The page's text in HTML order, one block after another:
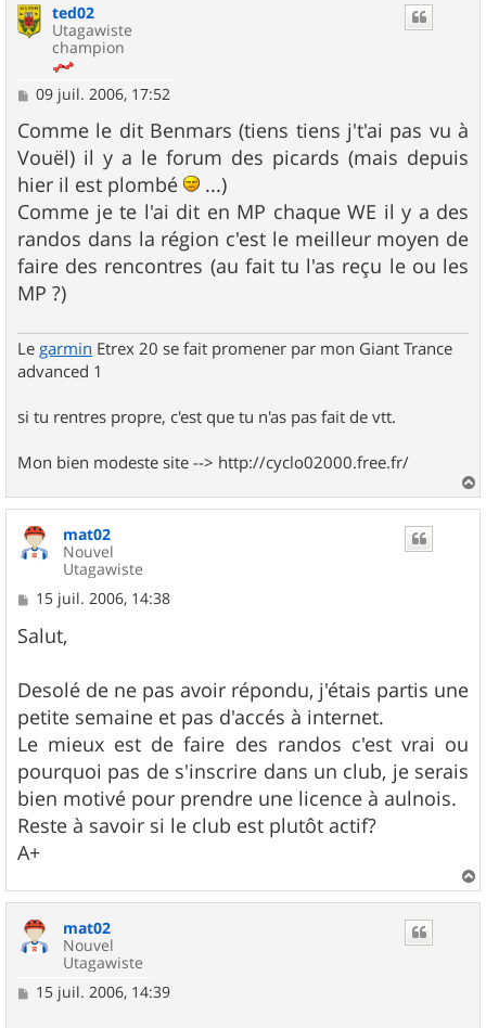
ted02
Utagawiste
champion
M
s
s
a
g
e
09 juil. 2006, 17:52
Comme le dit Benmars (tiens tiens j't'ai pas vu à
Vouël) il y a le forum des picards (mais depuis
hier il est plombé
...)
Comme je te l'ai dit en MP chaque WE il y a des
randos dans la région c'est le meilleur moyen de
faire des rencontres (au fait tu l'as reçu le ou les
MP ?)
Le garmin Etrex 20 se fait promener par mon Giant Trance
advanced 1
si tu rentres propre, c'est que tu n'as pas fait de vtt.
Mon bien modeste site --> http://cyclo02000.free.fr/
a
mat02
Nouvel
Utagawiste
M
s
s
g
e
15 juil. 2006, 14:38
Salut,
Desolé de ne pas avoir répondu, j'étais partis une
petite semaine et pas d'accés à internet.
Le mieux est de faire des randos c'est vrai ou
pourquoi pas de s'inscrire dans un club, je serais
bien motivé pour prendre une licence à aulnois.
Reste à savoir si le club est plutôt actif?
A+
a
mat02
Nouvel
Utagawiste
M15 juil. 2006, 14:39